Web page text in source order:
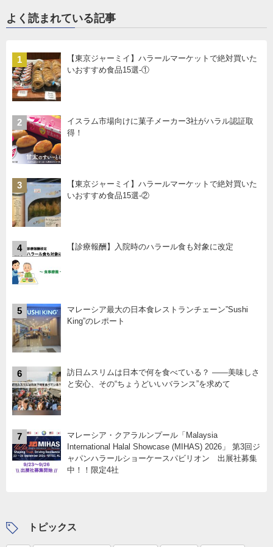
よく読まれている記事
1
【東京ジャーミイ】ハラールマーケットで絶対買いた
いおすすめ食品15選-①
2
イスラム市場向けに菓子メーカー3社がハラル認証取
得！
3
【東京ジャーミイ】ハラールマーケットで絶対買いた
いおすすめ食品15選-②
4 【診療報酬】入院時のハラール食も対象に改定
5
マレーシア最大の日本食レストランチェーン”Sushi
King”のレポート
6
訪日ムスリムは日本で何を食べている？ ――美味しさ
と安心、その“ちょうどいいバランス”を求めて
7
マレーシア・クアラルンプール「Malaysia
International Halal Showcase (MIHAS) 2026」 第3回ジ
ャパンハラールショーケースパビリオン 出展社募集
中！！限定4社
トピックス